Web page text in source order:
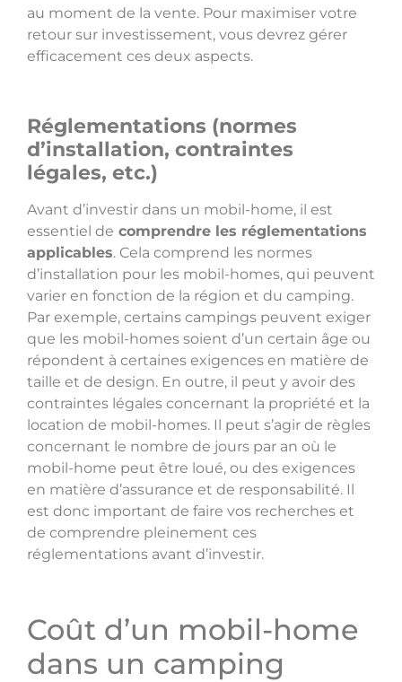
au moment de la vente. Pour maximiser votre
retour sur investissement, vous devrez gérer
efficacement ces deux aspects.
Réglementations (normes
d’installation, contraintes
légales, etc.)
Avant d’investir dans un mobil-home, il est
essentiel de comprendre les réglementations
applicables. Cela comprend les normes
d’installation pour les mobil-homes, qui peuvent
varier en fonction de la région et du camping.
Par exemple, certains campings peuvent exiger
que les mobil-homes soient d’un certain âge ou
répondent à certaines exigences en matière de
taille et de design. En outre, il peut y avoir des
contraintes légales concernant la propriété et la
location de mobil-homes. Il peut s’agir de règles
concernant le nombre de jours par an où le
mobil-home peut être loué, ou des exigences
en matière d’assurance et de responsabilité. Il
est donc important de faire vos recherches et
de comprendre pleinement ces
réglementations avant d’investir.
Coût d’un mobil-home
dans un camping